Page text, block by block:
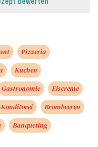
Pizzeria
Kuchen
Gastronomie
Eiscreme
Brombeeren
Banqueting